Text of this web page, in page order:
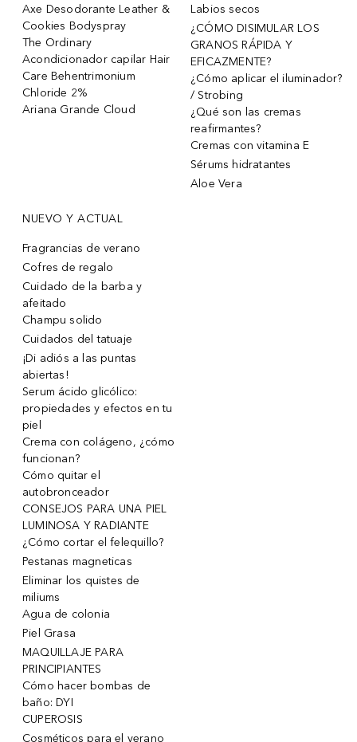
Axe Desodorante Leather &
Cookies Bodyspray
The Ordinary
Acondicionador capilar Hair
Care Behentrimonium
Chloride 2%
Ariana Grande Cloud
Labios secos
¿CÓMO DISIMULAR LOS
GRANOS RÁPIDA Y
EFICAZMENTE?
¿Cómo aplicar el iluminador?
/ Strobing
¿Qué son las cremas
reafirmantes?
Cremas con vitamina E
Sérums hidratantes
Aloe Vera
NUEVO Y ACTUAL
Fragrancias de verano
Cofres de regalo
Cuidado de la barba y
afeitado
Champu solido
Cuidados del tatuaje
¡Di adiós a las puntas
abiertas!
Serum ácido glicólico:
propiedades y efectos en tu
piel
Crema con colágeno, ¿cómo
funcionan?
Cómo quitar el
autobronceador
CONSEJOS PARA UNA PIEL
LUMINOSA Y RADIANTE
¿Cómo cortar el felequillo?
Pestanas magneticas
Eliminar los quistes de
miliums
Agua de colonia
Piel Grasa
MAQUILLAJE PARA
PRINCIPIANTES
Cómo hacer bombas de
baño: DYI
CUPEROSIS
Cosméticos para el verano